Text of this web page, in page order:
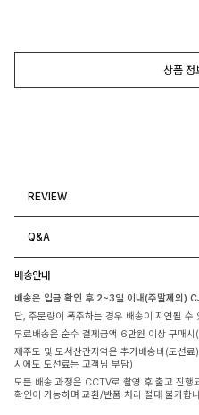
상품 정
REVIEW
Q&A
배송안내
배송은 입금 확인 후 2~3일 이내(주말제외)
단, 주문량이 폭주하는 경우 배송이 지연될 수
무료배송은 순수 결제금액 6만원 이상 구매
제주도 및 도서산간지역은 추가배송비(도선
시에도 도선료는 고객님 부담)
모든 배송 과정은 CCTV로 촬영 후 출고 진행
확인이 가능하며 교환/반품 처리 절대 불가합